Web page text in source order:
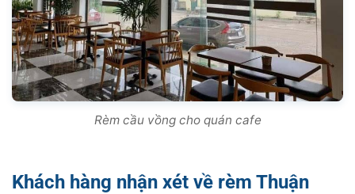
Rèm cầu vồng cho quán cafe
Khách hàng nhận xét về rèm Thuận